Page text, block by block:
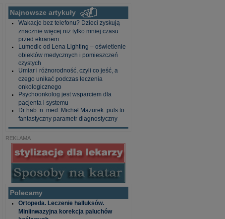
Najnowsze artykuły
Wakacje bez telefonu? Dzieci zyskują
znacznie więcej niż tylko mniej czasu
przed ekranem
Lumedic od Lena Lighting – oświetlenie
obiektów medycznych i pomieszczeń
czystych
Umiar i różnorodność, czyli co jeść, a
czego unikać podczas leczenia
onkologicznego
Psychoonkolog jest wsparciem dla
pacjenta i systemu
Dr hab. n. med. Michał Mazurek: puls to
fantastyczny parametr diagnostyczny
REKLAMA
Polecamy
Ortopeda. Leczenie halluksów.
Miniinwazyjna korekcja paluchów